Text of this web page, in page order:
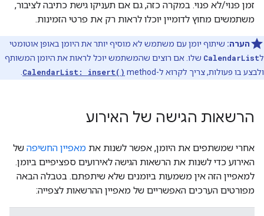
זמן פנוי/לא פנוי. במקרה כזה, גם אם תעניקו גישת כתיבה לציבור,
משתמשים מחוץ לדומיין יוכלו לראות רק את פרטי הזמינות.
הערה: שיתוף יומן עם משתמש לא מוסיף יותר את היומן באופן אוטומטי
לCalendarList שלו. אם רוצים שהמשתמש יוכל לראות את היומן המשותף
ולבצע בו פעולות, צריך לקרוא ל-method ‏
CalendarList: insert()
הרשאות הגישה של האירוע
אחרי שמשתפים את היומן, אפשר לשנות את מאפיין החשיפה של
האירוע כדי לשנות את הרשאות הגישה לאירועים ספציפיים ביומן.
למאפיין הזה אין משמעות ביומנים שלא שיתפתם. בטבלה הבאה
מפורטים הערכים האפשריים של מאפיין ההרשאות לצפייה: